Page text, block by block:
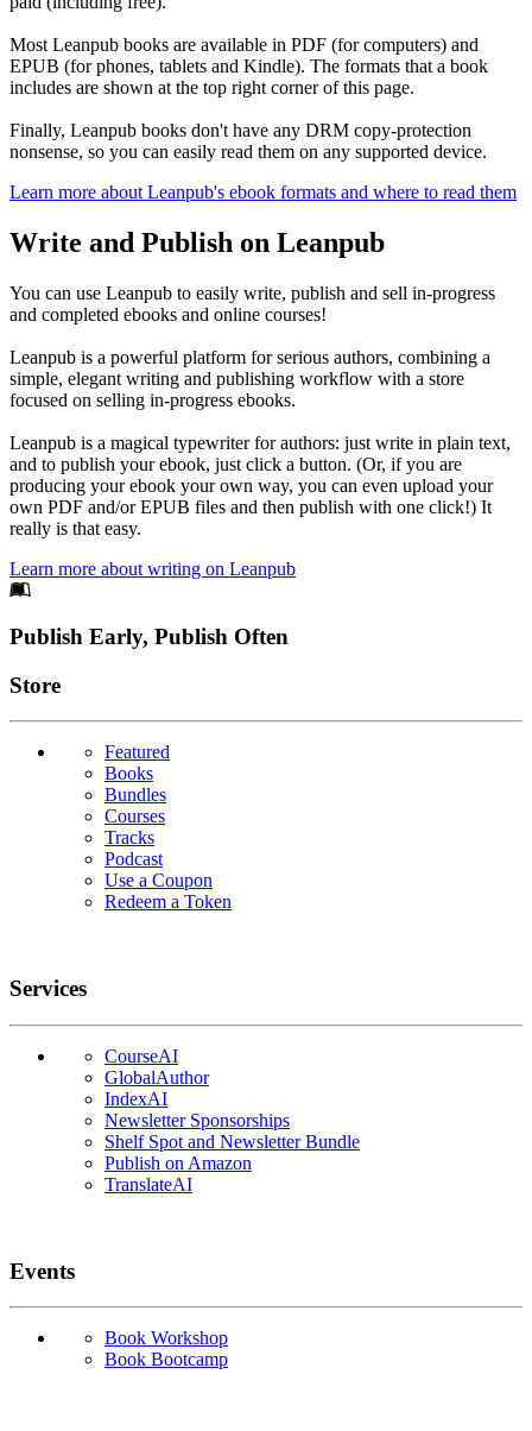
Most Leanpub books are available in PDF (for computers) and
EPUB (for phones, tablets and Kindle). The formats that a book
includes are shown at the top right corner of this page.
Finally, Leanpub books don't have any DRM copy-protection
nonsense, so you can easily read them on any supported device.
Learn more about Leanpub's ebook formats and where to read them
Write and Publish on Leanpub
You can use Leanpub to easily write, publish and sell in-progress
and completed ebooks and online courses!
Leanpub is a powerful platform for serious authors, combining a
simple, elegant writing and publishing workflow with a store
focused on selling in-progress ebooks.
Leanpub is a magical typewriter for authors: just write in plain text,
and to publish your ebook, just click a button. (Or, if you are
producing your ebook your own way, you can even upload your
own PDF and/or EPUB files and then publish with one click!) It
really is that easy.
Learn more about writing on Leanpub
Footer
Publish Early, Publish Often
Links
Store
Featured
Books
Bundles
Courses
Tracks
Podcast
Use a Coupon
Redeem a Token
Services
CourseAI
GlobalAuthor
IndexAI
Newsletter Sponsorships
Shelf Spot and Newsletter Bundle
Publish on Amazon
TranslateAI
Events
Book Workshop
Book Bootcamp